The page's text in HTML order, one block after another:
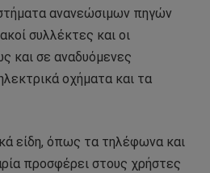
ανανεώσιμων πηγών
συλλέκτες και οι
και σε αναδυόμενες
οχήματα και τα
είδη, όπως τα τηλέφωνα και
προσφέρει στους χρήστες